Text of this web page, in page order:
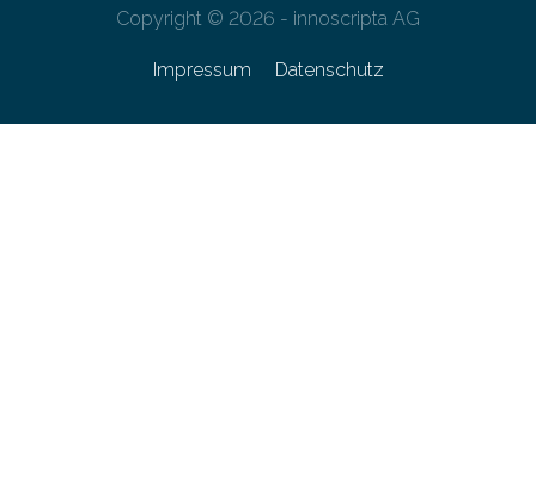
Copyright © 2026 - innoscripta AG
Impressum Datenschutz